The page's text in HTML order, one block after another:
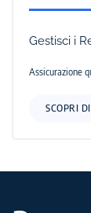
Gestisci i
Assicurazione
SCOPRI